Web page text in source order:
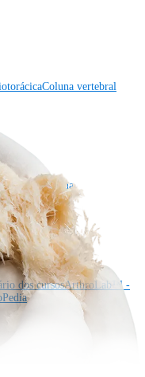
Coluna vertebral
Coluna
dos cursosArthroLab™ -